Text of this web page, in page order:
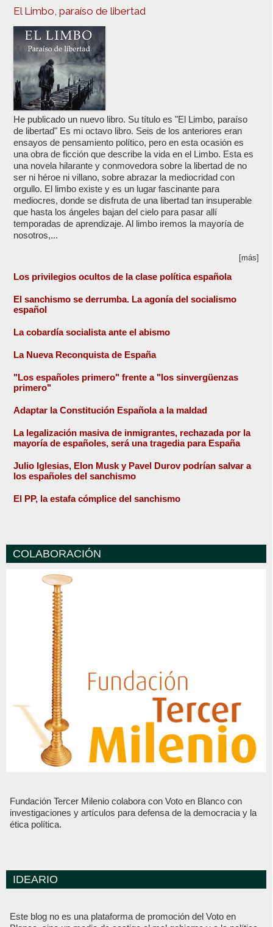
El Limbo, paraíso de libertad
He publicado un nuevo libro. Su título es "El Limbo, paraíso
de libertad" Es mi octavo libro. Seis de los anteriores eran
ensayos de pensamiento político, pero en esta ocasión es
una obra de ficción que describe la vida en el Limbo. Esta es
una novela hilarante y conmovedora sobre la libertad de no
ser ni héroe ni villano, sobre abrazar la mediocridad con
orgullo. El limbo existe y es un lugar fascinante para
mediocres, donde se disfruta de una libertad tan insuperable
que hasta los ángeles bajan del cielo para pasar allí
temporadas de aprendizaje. Al limbo iremos la mayoría de
nosotros,...
[más]
Los privilegios ocultos de la clase política española
El sanchismo se derrumba. La agonía del socialismo
español
La cobardía socialista ante el abismo
La Nueva Reconquista de España
"Los españoles primero" frente a "los sinvergüenzas
primero"
Adaptar la Constitución Española a la maldad
La legalización masiva de inmigrantes, rechazada por la
mayoría de españoles, será una tragedia para España
Julio Iglesias, Elon Musk y Pavel Durov podrían salvar a
los españoles del sanchismo
El PP, la estafa cómplice del sanchismo
COLABORACIÓN
Fundación Tercer Milenio colabora con Voto en Blanco con
investigaciones y artículos para defensa de la democracia y la
ética política.
IDEARIO
Este blog no es una plataforma de promoción del Voto en